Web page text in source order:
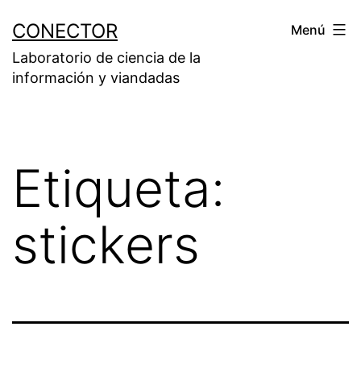
contenido
CONECTOR
Laboratorio de ciencia de la
información y viandadas
Menú
Etiqueta:
stickers